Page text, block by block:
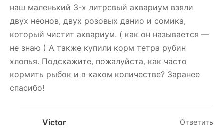
наш маленький 3-х литровый аквариум взяли
двух неонов, двух розовых данио и сомика,
который чистит аквариум. ( как он называется —
не знаю ) А также купили корм тетра рубин
хлопья. Подскажите, пожалуйста, как часто
кормить рыбок и в каком количестве? Заранее
спасибо!
Victor Ответить